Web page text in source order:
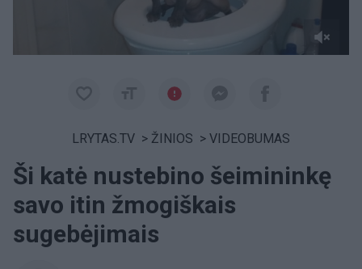
LRYTAS.TV > ŽINIOS > VIDEOBUMAS
Ši katė nustebino šeimininkę
savo itin žmogiškais
sugebėjimais